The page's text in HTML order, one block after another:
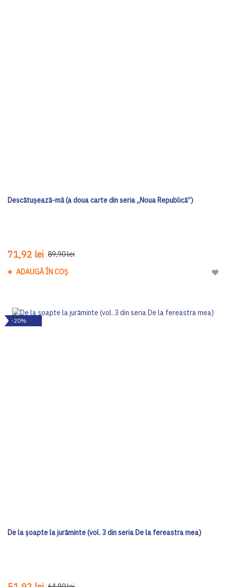
Descătușează-mă (a doua carte din seria „Noua Republică”)
71,92 lei 89,90 lei
ADAUGĂ ÎN COȘ
-20%
De la șoapte la jurăminte (vol. 3 din seria De la fereastra mea)